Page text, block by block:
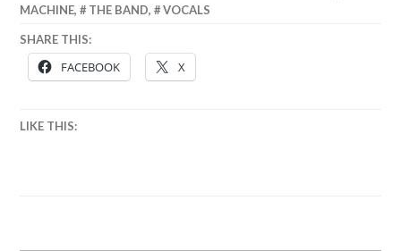
MACHINE, THE BAND, VOCALS
SHARE THIS:
FACEBOOK X
LIKE THIS: